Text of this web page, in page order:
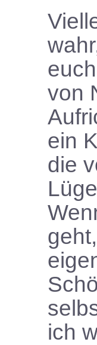
von
ein
die
ich